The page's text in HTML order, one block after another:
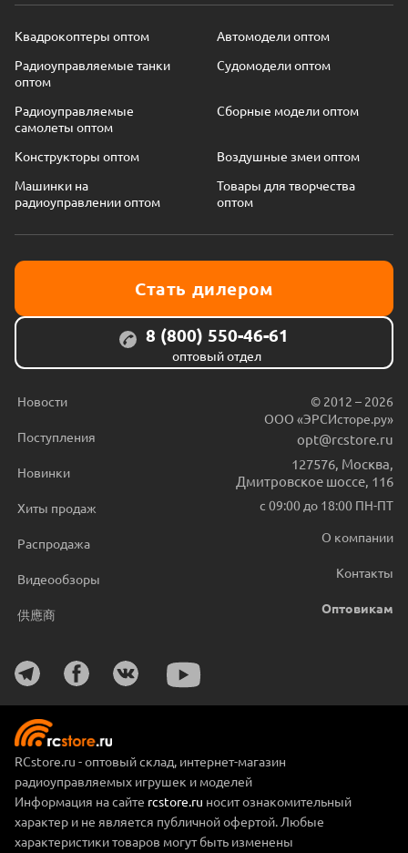
Квадрокоптеры оптом
Автомодели оптом
Радиоуправляемые танки
оптом
Судомодели оптом
Радиоуправляемые
самолеты оптом
Сборные модели оптом
Конструкторы оптом
Воздушные змеи оптом
Машинки на
радиоуправлении оптом
Товары для творчества
оптом
Стать дилером
8 (800) 550-46-61
оптовый отдел
Новости
Поступления
Новинки
Хиты продаж
Распродажа
Видеообзоры
供應商
© 2012 – 2026
ООО «ЭРСИсторе.ру»
opt@rcstore.ru
127576 Москва
Дмитровское шоссе, 116
с 09:00 до 18:00 ПН-ПТ
О компании
Контакты
Оптовикам
RCstore.ru - оптовый склад, интернет-магазин
радиоуправляемых игрушек и моделей
Информация на сайте rcstore.ru носит ознакомительный
характер и не является публичной офертой. Любые
характеристики товаров могут быть изменены